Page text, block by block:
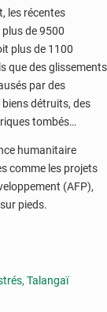
les récentes
de 9500
plus de 1100
que des glissements
par des
détruits, des
tombés…
humanitaire
comme les projets
(AFP),
pieds.
, Talangaï